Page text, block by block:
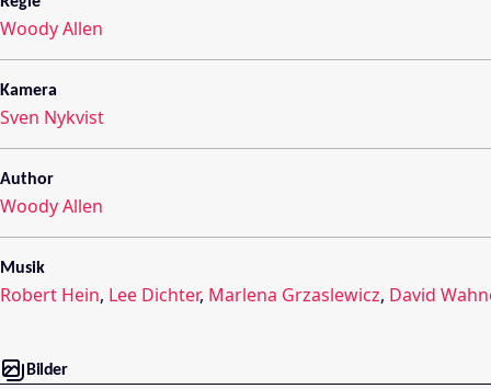
Woody Allen
Kamera
Sven Nykvist
Author
Woody Allen
Musik
Robert Hein, Lee Dichter, Marlena Grzaslewicz, David
Bilder